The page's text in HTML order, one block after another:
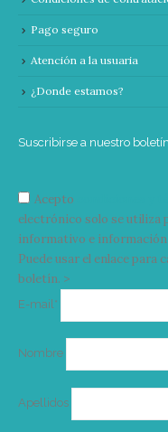
Pago seguro
Atención a la usuaria
¿Donde estamos?
Suscribirse a nuestro
Acepto
electrónico solo se utiliza
informativo e información
Puede usar el enlace para
boletín. >
E-mail*
Nombre
Apellidos